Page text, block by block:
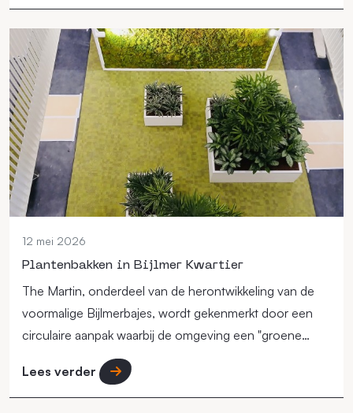
12 mei 2026
Plantenbakken in Bijlmer Kwartier
The Martin, onderdeel van de herontwikkeling van de
voormalige Bijlmerbajes, wordt gekenmerkt door een
circulaire aanpak waarbij de omgeving een "groene
long" in de stad moet vormen.
Lees verder